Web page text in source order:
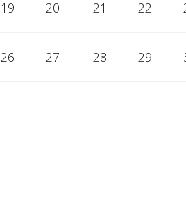
19 20 21 22
26 27 28 29